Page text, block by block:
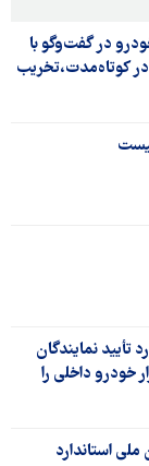
در گفت‌وگو با
کوتاه‌مدت،تخریب
تأیید نمایندگان
خودرو داخلی را
استاندارد